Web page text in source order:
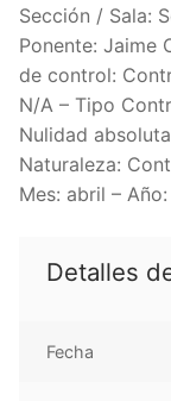
Sección / Sala:
Ponente: Jaime
de control:
N/A – Tipo
Nulidad
Naturaleza:
Mes: abril –
Detalles
Fecha